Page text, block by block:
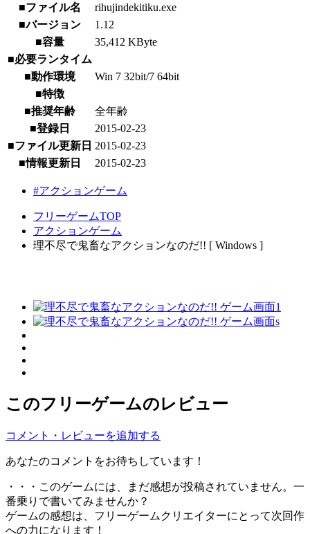
■ファイル名
rihujindekitiku.exe
■バージョン
1.12
■容量
35,412 KByte
■必要ランタイム
■動作環境
Win 7 32bit/7 64bit
■特徴
■推奨年齢
全年齢
■登録日
2015-02-23
■ファイル更新日 2015-02-23
■情報更新日
2015-02-23
#アクションゲーム
フリーゲームTOP
アクションゲーム
理不尽で鬼畜なアクションなのだ!! [ Windows ]
このフリーゲームのレビュー
コメント・レビューを追加する
あなたのコメントをお待ちしています！
・・・このゲームには、まだ感想が投稿されていません。一
番乗りで書いてみませんか？
ゲームの感想は、フリーゲームクリエイターにとって次回作
への力になります！